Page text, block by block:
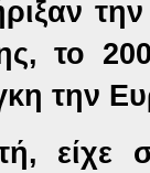
της, το
την
είχε